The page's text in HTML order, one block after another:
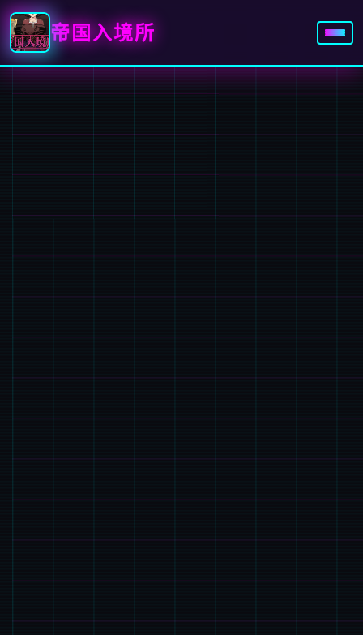
帝国入境所